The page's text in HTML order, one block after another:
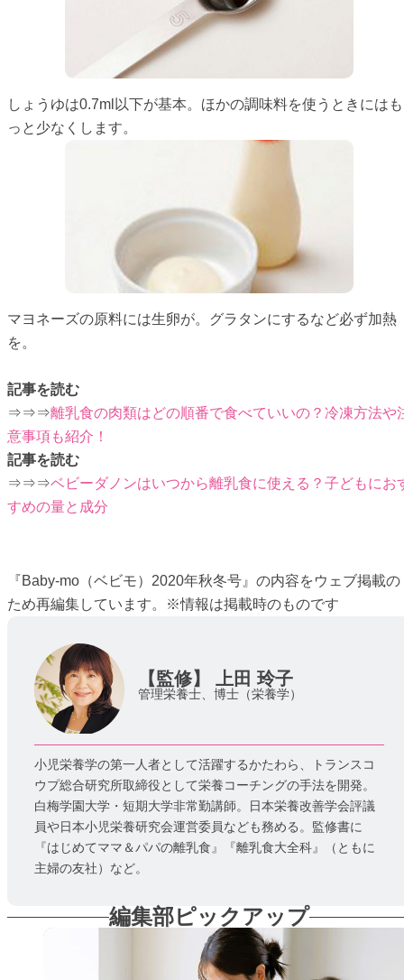
しょうゆは0.7ml以下が基本。ほかの調味料を使うときにはも
っと少なくします。
マヨネーズの原料には生卵が。グラタンにするなど必ず加熱
を。
記事を読む
⇒⇒⇒離乳食の肉類はどの順番で食べていいの？冷凍方法や
意事項も紹介！
記事を読む
⇒⇒⇒ベビーダノンはいつから離乳食に使える？子どもにお
すめの量と成分
『Baby-mo（ベビモ）2020年秋冬号』の内容をウェブ掲載の
ため再編集しています。※情報は掲載時のものです
【監修】 上田 玲子
管理栄養士、博士（栄養学）
小児栄養学の第一人者として活躍するかたわら、トランスコ
ウプ総合研究所取締役として栄養コーチングの手法を開発。
白梅学園大学・短期大学非常勤講師。日本栄養改善学会評議
員や日本小児栄養研究会運営委員なども務める。監修書に
『はじめてママ＆パパの離乳食』『離乳食大全科』（ともに
主婦の友社）など。
編集部ピックアップ